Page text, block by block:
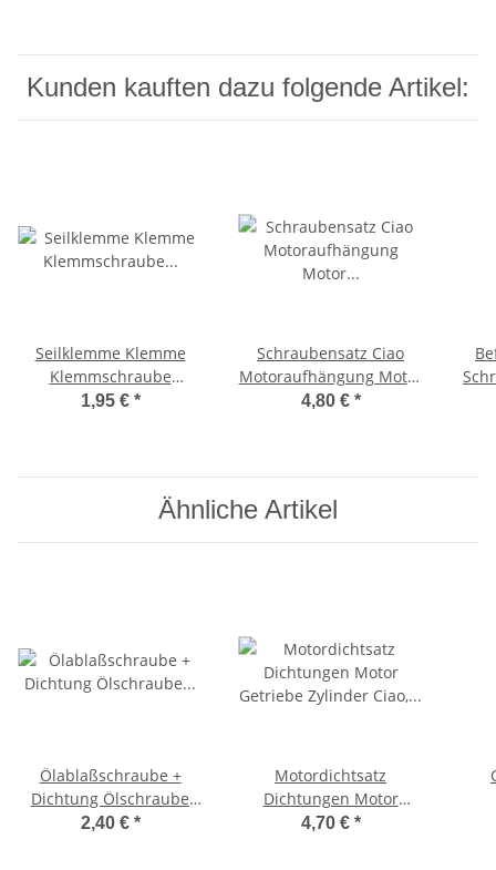
Kunden kauften dazu folgende Artikel:
Seilklemme Klemme
Klemmschraube
BremszugKlemmplättchen
1,95 € *
Schraubensatz Ciao
Motoraufhängung Motor
Befestigungssatz Bravo,
4,80 € *
Ähnliche Artikel
Ölablaßschraube +
Dichtung Ölschraube
Getriebe Gabel Ciao,
2,40 € *
Motordichtsatz
Dichtungen Motor
Getriebe Zylinder Ciao,
4,70 € *